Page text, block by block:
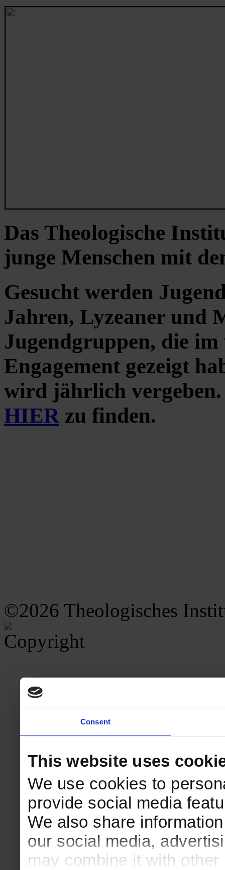
Consent
This website uses
We use cookies to
provide social media
We also share
our social media,
may combine it with
Das Theologische
junge Menschen mit
Gesucht werden
Jahren, Lyzeaner und
Jugendgruppen, die im
Engagement gezeigt
wird jährlich vergeben.
HIER zu finden.
©2026 Theologisches